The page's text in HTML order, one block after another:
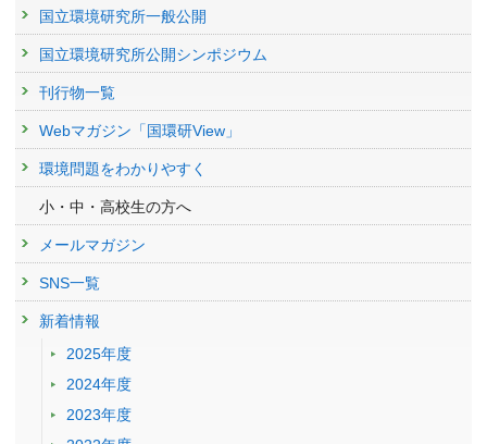
国立環境研究所一般公開
国立環境研究所公開シンポジウム
刊行物一覧
Webマガジン「国環研View」
環境問題をわかりやすく
小・中・高校生の方へ
メールマガジン
SNS一覧
新着情報
2025年度
2024年度
2023年度